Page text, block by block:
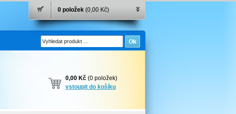
0 položek (0,00 Kč)
0,00 Kč (0 položek)
vstoupit do košíku